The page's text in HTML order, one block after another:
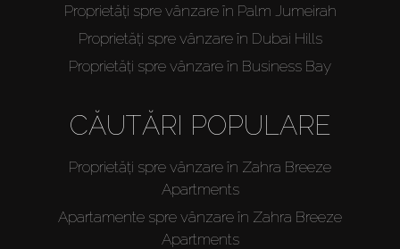
Proprietăți spre vânzare în Palm Jumeirah
Proprietăți spre vânzare în Dubai Hills
Proprietăți spre vânzare în Business Bay
CĂUTĂRI POPULARE
Proprietăți spre vânzare în Zahra Breeze
Apartments
Apartamente spre vânzare în Zahra Breeze
Apartments